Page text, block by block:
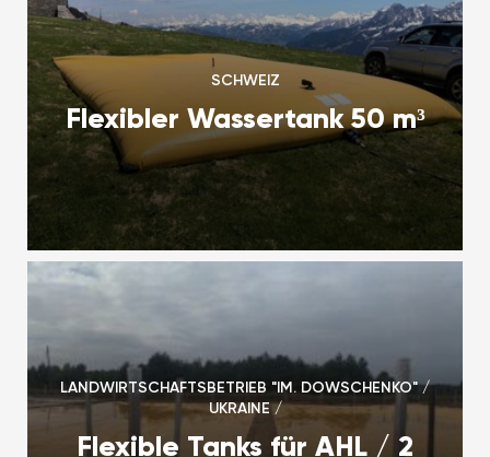
SCHWEIZ
Flexibler Wassertank 50 m³
LANDWIRTSCHAFTSBETRIEB "IM. DOWSCHENKO" /
UKRAINE /
Flexible Tanks für AHL / 2